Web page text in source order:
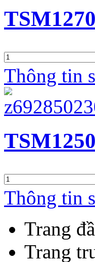
Thông tin
Thông tin
Trang
Trang